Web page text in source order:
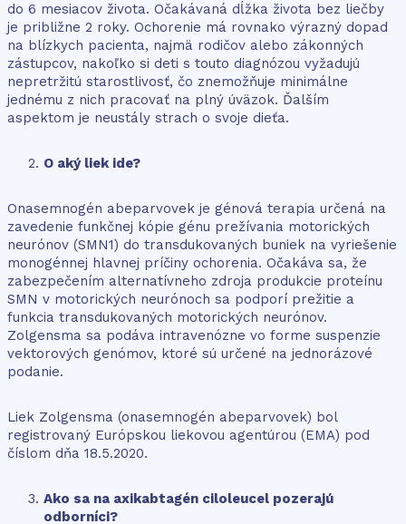
do 6 mesiacov života. Očakávaná dĺžka života bez liečby
je približne 2 roky. Ochorenie má rovnako výrazný dopad
na blízkych pacienta, najmä rodičov alebo zákonných
zástupcov, nakoľko si deti s touto diagnózou vyžadujú
nepretržitú starostlivosť, čo znemožňuje minimálne
jednému z nich pracovať na plný úväzok. Ďalším
aspektom je neustály strach o svoje dieťa.
O aký liek ide?
Onasemnogén abeparvovek je génová terapia určená na
zavedenie funkčnej kópie génu prežívania motorických
neurónov (SMN1) do transdukovaných buniek na vyriešenie
monogénnej hlavnej príčiny ochorenia. Očakáva sa, že
zabezpečením alternatívneho zdroja produkcie proteínu
SMN v motorických neurónoch sa podporí prežitie a
funkcia transdukovaných motorických neurónov.
Zolgensma sa podáva intravenózne vo forme suspenzie
vektorových genómov, ktoré sú určené na jednorázové
podanie.
Liek Zolgensma (onasemnogén abeparvovek) bol
registrovaný Európskou liekovou agentúrou (EMA) pod
číslom dňa 18.5.2020.
Ako sa na axikabtagén ciloleucel pozerajú
odborníci?